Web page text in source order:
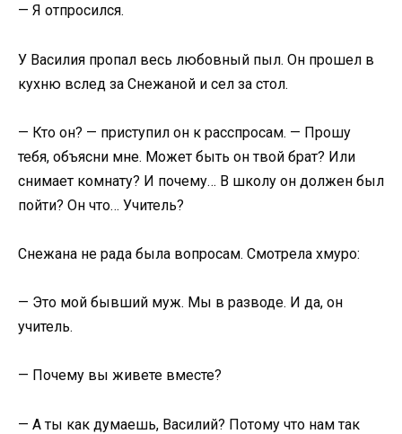
— Я отпросился.
У Василия пропал весь любовный пыл. Он прошел в
кухню вслед за Снежаной и сел за стол.
— Кто он? — приступил он к расспросам. — Прошу
тебя, объясни мне. Может быть он твой брат? Или
снимает комнату? И почему… В школу он должен был
пойти? Он что… Учитель?
Снежана не рада была вопросам. Смотрела хмуро:
— Это мой бывший муж. Мы в разводе. И да, он
учитель.
— Почему вы живете вместе?
— А ты как думаешь, Василий? Потому что нам так